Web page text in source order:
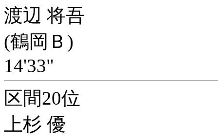
渡辺 将吾
(鶴岡Ｂ)
14'33"
区間20位
上杉 優